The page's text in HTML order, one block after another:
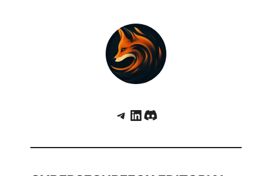
Telegram
LinkedIn
Discord